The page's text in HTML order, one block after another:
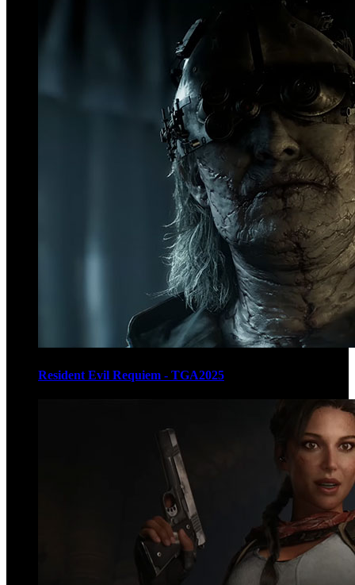
Resident Evil Requiem - TGA2025